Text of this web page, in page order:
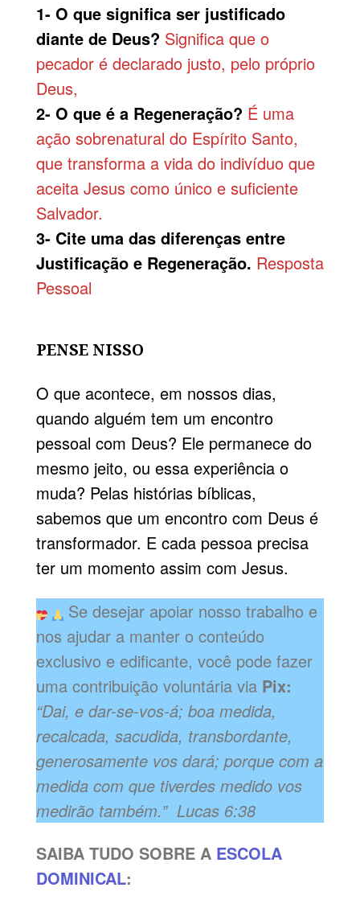
1- O que significa ser justificado
diante de Deus? Significa que o
pecador é declarado justo, pelo próprio
Deus,
2- O que é a Regeneração? É uma
ação sobrenatural do Espírito Santo,
que transforma a vida do indivíduo que
aceita Jesus como único e suficiente
Salvador.
3- Cite uma das diferenças entre
Justificação e Regeneração. Resposta
Pessoal
PENSE NISSO
O que acontece, em nossos dias,
quando alguém tem um encontro
pessoal com Deus? Ele permanece do
mesmo jeito, ou essa experiência o
muda? Pelas histórias bíblicas,
sabemos que um encontro com Deus é
transformador. E cada pessoa precisa
ter um momento assim com Jesus.
Se desejar apoiar nosso trabalho e
nos ajudar a manter o conteúdo
exclusivo e edificante, você pode fazer
uma contribuição voluntária via Pix:
“Dai, e dar-se-vos-á; boa medida,
recalcada, sacudida, transbordante,
generosamente vos dará; porque com a
medida com que tiverdes medido vos
medirão também.” Lucas 6:38
SAIBA TUDO SOBRE A ESCOLA
DOMINICAL: